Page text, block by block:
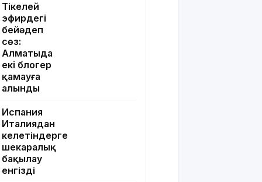
Тікелей
эфирдегі
бейәдеп
сөз:
Алматыда
екі блогер
қамауға
алынды
Испания
Италиядан
келетіндерге
шекаралық
бақылау
енгізді